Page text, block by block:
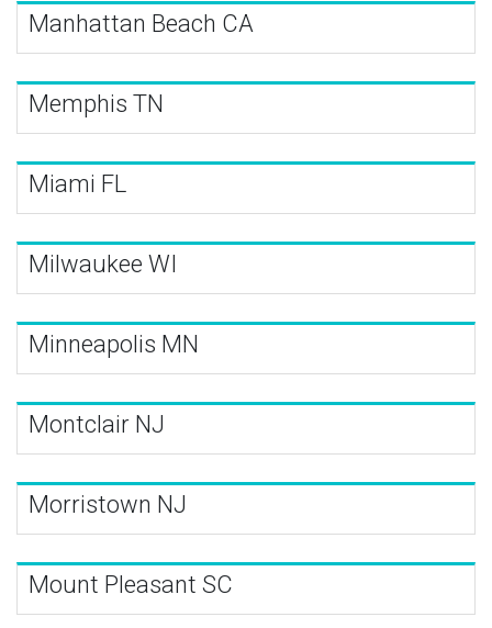
Manhattan Beach CA
Memphis TN
Miami FL
Milwaukee WI
Minneapolis MN
Montclair NJ
Morristown NJ
Mount Pleasant SC